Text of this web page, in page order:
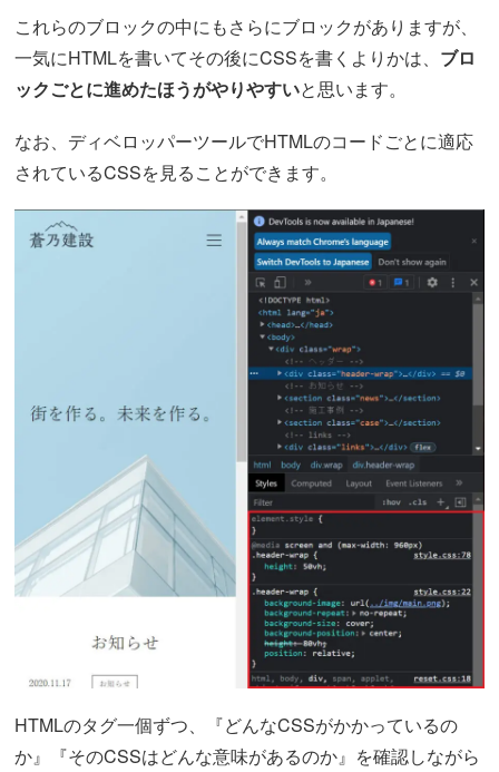
これらのブロックの中にもさらにブロックがありますが、
一気にHTMLを書いてその後にCSSを書くよりかは、 ブロ
ックごとに進めたほうがやりやすいと思います。
なお、ディベロッパーツールでHTMLのコードごとに適応
されているCSSを見ることができます。
HTMLのタグ一個ずつ、『どんなCSSがかかっているの
か』『そのCSSはどんな意味があるのか』を確認しながら